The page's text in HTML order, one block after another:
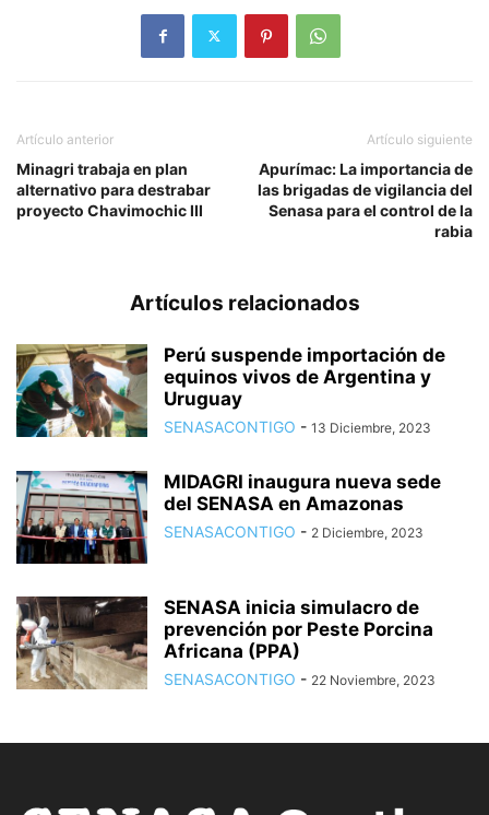
Artículo anterior
Minagri trabaja en plan
alternativo para destrabar
proyecto Chavimochic III
Artículo siguiente
Apurímac: La importancia de
las brigadas de vigilancia del
Senasa para el control de la
rabia
Artículos relacionados
Perú suspende importación de
equinos vivos de Argentina y
Uruguay
SENASACONTIGO - 13 Diciembre, 2023
MIDAGRI inaugura nueva sede
del SENASA en Amazonas
SENASACONTIGO - 2 Diciembre, 2023
SENASA inicia simulacro de
prevención por Peste Porcina
Africana (PPA)
SENASACONTIGO - 22 Noviembre, 2023